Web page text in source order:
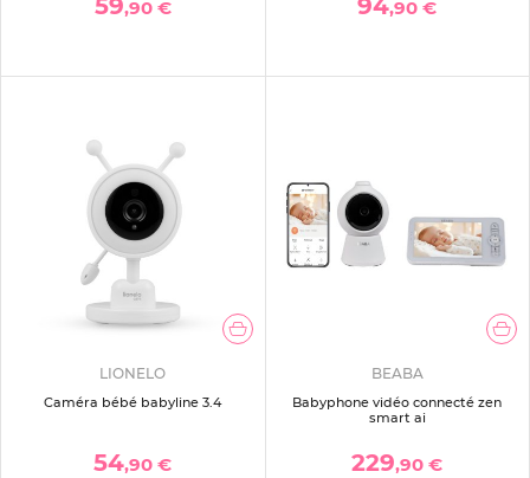
59,90 € 94,90 €
LIONELO
Caméra bébé babyline 3.4
54,90 €
BEABA
Babyphone vidéo connecté zen
smart ai
229,90 €